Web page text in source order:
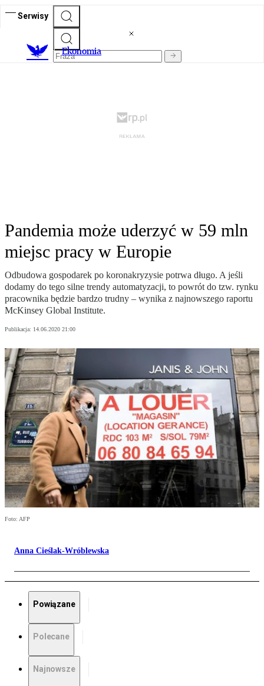
Serwisy
Ekonomia
Pandemia może uderzyć w 59 mln
miejsc pracy w Europie
Odbudowa gospodarek po koronakryzysie potrwa długo. A jeśli
dodamy do tego silne trendy automatyzacji, to powrót do tzw. rynku
pracownika będzie bardzo trudny – wynika z najnowszego raportu
McKinsey Global Institute.
Publikacja: 14.06.2020 21:00
Foto: AFP
Anna Cieślak-Wróblewska
Powiązane
Polecane
Najnowsze